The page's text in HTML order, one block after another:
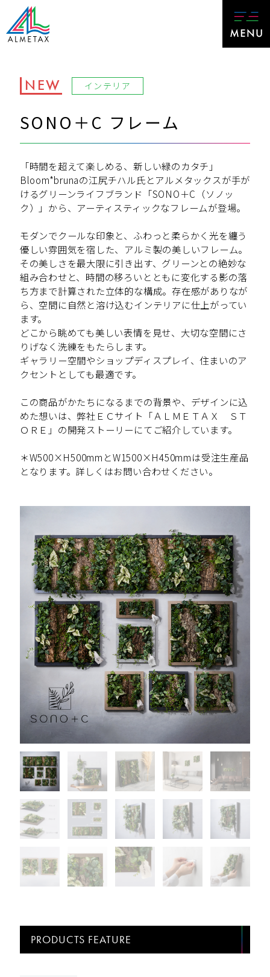
NEW インテリア
SONO＋C フレーム
「時間を超えて楽しめる、新しい緑のカタチ」
Bloom*brunaの江尻チハル氏とアルメタックスが手が
けるグリーンライフブランド「SONO＋C（ソノッ
ク）」から、アーティスティックなフレームが登場。
モダンでクールな印象と、ふわっと柔らかく光を纏う
優しい雰囲気を宿した、アルミ製の美しいフレーム。
その美しさを最大限に引き出す、グリーンとの絶妙な
組み合わせと、時間の移ろいとともに変化する影の落
ち方まで計算された立体的な構成。存在感がありなが
ら、空間に自然と溶け込むインテリアに仕上がってい
ます。
どこから眺めても美しい表情を見せ、大切な空間にさ
りげなく洗練をもたらします。
ギャラリー空間やショップディスプレイ、住まいのア
クセントとしても最適です。
この商品がかたちになるまでの背景や、デザインに込
めた想いは、弊社ＥＣサイト「ＡＬＭＥＴＡＸ ＳＴ
ＯＲＥ」の開発ストーリーにてご紹介しています。
＊W500×H500mmとW1500×H450mmは受注生産品
となります。詳しくはお問い合わせください。
PRODUCTS FEATURE